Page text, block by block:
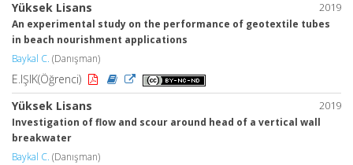
2019
Yüksek Lisans
An experimental study on the performance of geotextile tubes
in beach nourishment applications
Baykal C. (Danışman)
E.IŞIK(Öğrenci)
2019
Yüksek Lisans
Investigation of flow and scour around head of a vertical wall
breakwater
Baykal C. (Danışman)